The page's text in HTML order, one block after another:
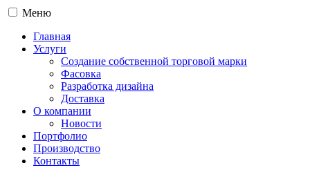
Меню
Главная
Услуги
Создание собственной торговой марки
Фасовка
Разработка дизайна
Доставка
О компании
Новости
Портфолио
Производство
Контакты